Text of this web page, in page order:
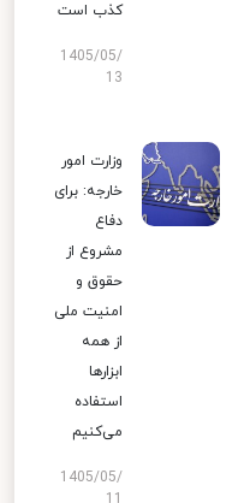
کذب است
1405/05/
13
وزارت امور
خارجه: برای
دفاع
مشروع از
حقوق و
امنیت ملی
از همه
ابزارها
استفاده
می‌کنیم
1405/05/